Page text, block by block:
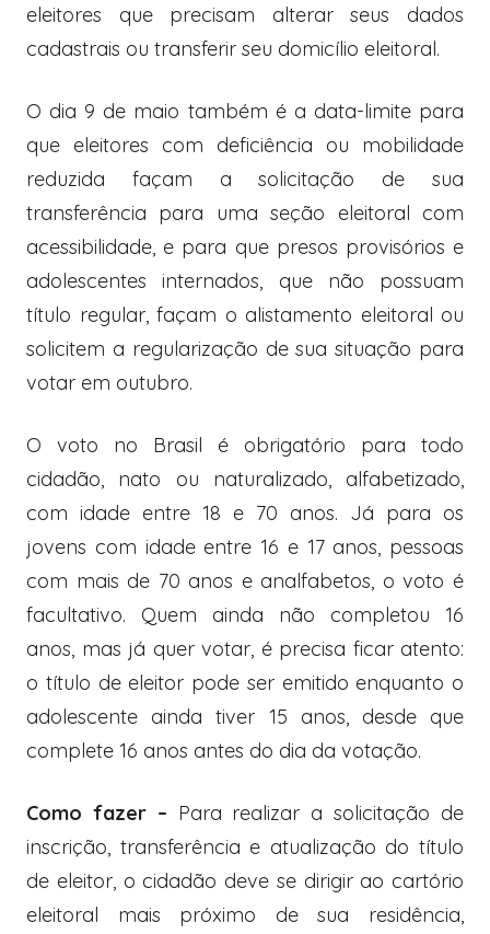
eleitores que precisam alterar seus dados
cadastrais ou transferir seu domicílio eleitoral.
O dia 9 de maio também é a data-limite para
que eleitores com deficiência ou mobilidade
reduzida façam a solicitação de sua
transferência para uma seção eleitoral com
acessibilidade, e para que presos provisórios e
adolescentes internados, que não possuam
título regular, façam o alistamento eleitoral ou
solicitem a regularização de sua situação para
votar em outubro.
O voto no Brasil é obrigatório para todo
cidadão, nato ou naturalizado, alfabetizado,
com idade entre 18 e 70 anos. Já para os
jovens com idade entre 16 e 17 anos, pessoas
com mais de 70 anos e analfabetos, o voto é
facultativo. Quem ainda não completou 16
anos, mas já quer votar, é precisa ficar atento:
o título de eleitor pode ser emitido enquanto o
adolescente ainda tiver 15 anos, desde que
complete 16 anos antes do dia da votação.
Como fazer – Para realizar a solicitação de
inscrição, transferência e atualização do título
de eleitor, o cidadão deve se dirigir ao cartório
eleitoral mais próximo de sua residência,